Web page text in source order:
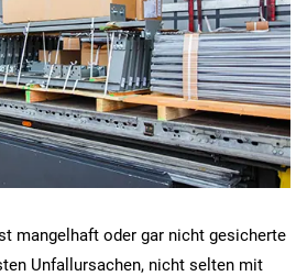
mangelhaft oder gar nicht gesicherte
Unfallursachen, nicht selten mit